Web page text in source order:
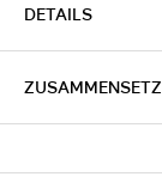
DETAILS